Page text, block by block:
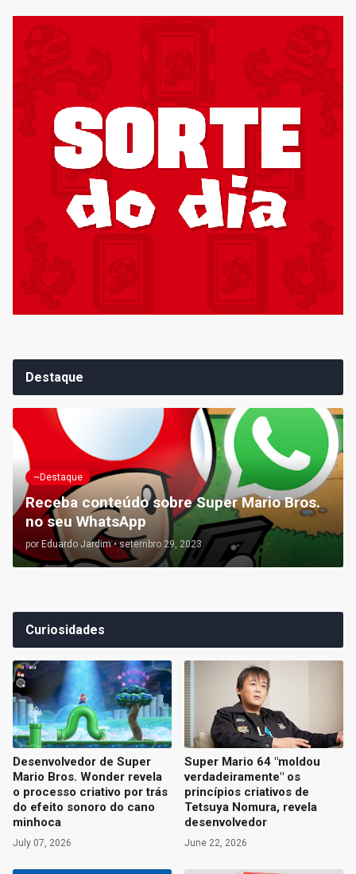
Destaque
~Destaque
Receba conteúdo sobre Super Mario Bros.
no seu WhatsApp
por Eduardo Jardim • setembro 29, 2023
Curiosidades
Desenvolvedor de Super
Mario Bros. Wonder revela
o processo criativo por trás
do efeito sonoro do cano
minhoca
July 07, 2026
Super Mario 64 "moldou
verdadeiramente" os
princípios criativos de
Tetsuya Nomura, revela
desenvolvedor
June 22, 2026